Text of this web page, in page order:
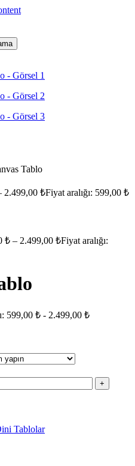
Tablo
2.499,00 ₺Fiyat aralığı: 599,00 ₺
₺ – 2.499,00 ₺Fiyat aralığı:
599,00 ₺ - 2.499,00 ₺
Tablolar